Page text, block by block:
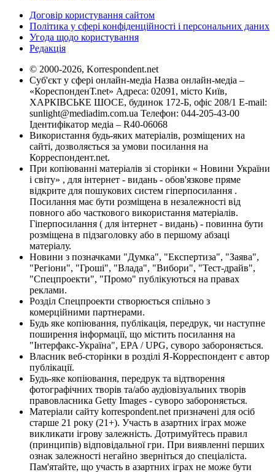
Договір користування сайтом
Політика у сфері конфіденційності і персональних даних
Угода щодо користування
Редакція
© 2000-2026, Korrespondent.net
Суб'єкт у сфері онлайн-медіа Назва онлайн-медіа –
«КореспонденТ.net» Адреса: 02091, місто Київ,
ХАРКІВСЬКЕ ШОСЕ, будинок 172-Б, офіс 208/1 E-mail:
sunlight@mediadim.com.ua Телефон: 044-205-43-00
Ідентифікатор медіа – R40-06068
Використання будь-яких матеріалів, розміщених на
сайті, дозволяється за умови посилання на
Корреспондент.net.
При копіюванні матеріалів зі сторінки « Новини України
і світу» , для інтернет - видань - обов'язкове пряме
відкрите для пошукових систем гіперпосилання .
Посилання має бути розміщена в незалежності від
повного або часткового використання матеріалів.
Гіперпосилання ( для інтернет - видань) - повинна бути
розміщена в підзаголовку або в першому абзаці
матеріалу.
Новини з позначками "Думка", "Експертиза", "Заява",
"Регіони", "Гроші", "Влада", "Вибори", "Тест-драйв",
"Спецпроекти", "Промо" публікуються на правах
реклами.
Розділ Спецпроекти створюється спільно з
комерційними партнерами.
Будь яке копіювання, публікація, передрук, чи наступне
поширення інформації, що містить посилання на
"Інтерфакс-Україна", EPA / UPG, суворо забороняється.
Власник веб-сторінки в розділі Я-Корреспондент є автор
публікації.
Будь-яке копіювання, передрук та відтворення
фотографічних творів та/або аудіовізуальних творів
правовласника Getty Images - суворо забороняється.
Матеріали сайту korrespondent.net призначені для осіб
старше 21 року (21+). Участь в азартних іграх може
викликати ігрову залежність. Дотримуйтесь правил
(принципів) відповідальної гри. При виявленні перших
ознак залежності негайно зверніться до спеціаліста.
Пам'ятайте, що участь в азартних іграх не може бути